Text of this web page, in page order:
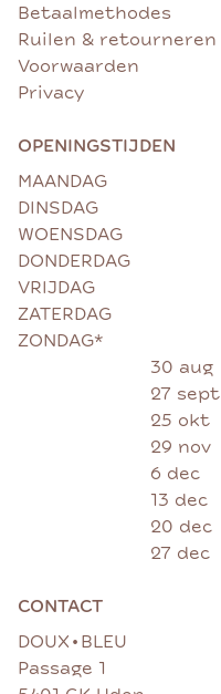
Betaalmethodes
Ruilen & retourneren
Voorwaarden
Privacy
OPENINGSTIJDEN
MAANDAG
DINSDAG
WOENSDAG
DONDERDAG
VRIJDAG
ZATERDAG
ZONDAG*
30 aug
27 sept
25 okt
29 nov
6 dec
13 dec
20 dec
27 dec
CONTACT
DOUX • BLEU
Passage 1